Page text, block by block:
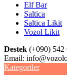
Elf Bar
Saltica
Saltica Likit
Vozol Likit
Destek (+090) 542
Email:
Kategoriler